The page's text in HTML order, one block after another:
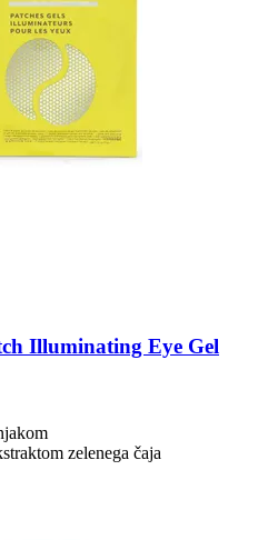
Illuminating Eye Gel
zelenega čaja